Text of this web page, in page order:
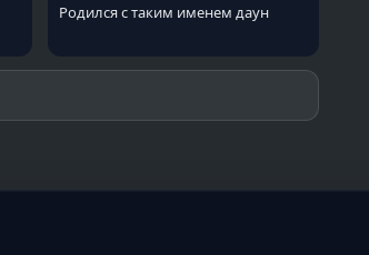
Родился с таким именем даун